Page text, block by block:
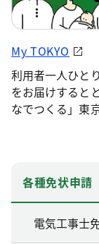
My TOKYO
利用者一人ひと
をお届けすると
なでつくる」東
各種免状申請
電気工事士